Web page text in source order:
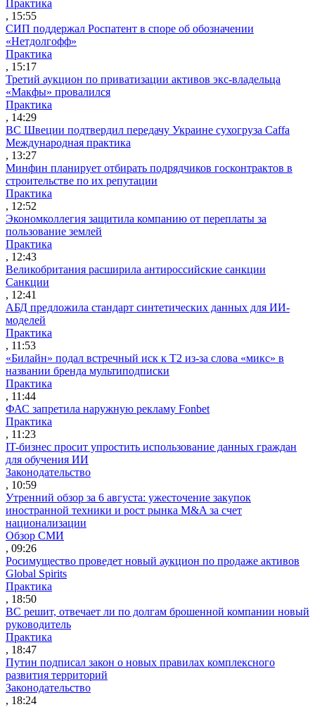
Практика
, 15:55
СИП поддержал Роспатент в споре об обозначении
«Нетдолгофф»
Практика
, 15:17
Третий аукцион по приватизации активов экс-владельца
«Макфы» провалился
Практика
, 14:29
ВС Швеции подтвердил передачу Украине сухогруза Caffa
Международная практика
, 13:27
Минфин планирует отбирать подрядчиков госконтрактов в
строительстве по их репутации
Практика
, 12:52
Экономколлегия защитила компанию от переплаты за
пользование землей
Практика
, 12:43
Великобритания расширила антироссийские санкции
Санкции
, 12:41
АБД предложила стандарт синтетических данных для ИИ-
моделей
Практика
, 11:53
«Билайн» подал встречный иск к Т2 из-за слова «микс» в
названии бренда мультиподписки
Практика
, 11:44
ФАС запретила наружную рекламу Fonbet
Практика
, 11:23
IT-бизнес просит упростить использование данных граждан
для обучения ИИ
Законодательство
, 10:59
Утренний обзор за 6 августа: ужесточение закупок
иностранной техники и рост рынка M&A за счет
национализации
Обзор СМИ
, 09:26
Росимущество проведет новый аукцион по продаже активов
Global Spirits
Практика
, 18:50
ВС решит, отвечает ли по долгам брошенной компании новый
руководитель
Практика
, 18:47
Путин подписал закон о новых правилах комплексного
развития территорий
Законодательство
, 18:24